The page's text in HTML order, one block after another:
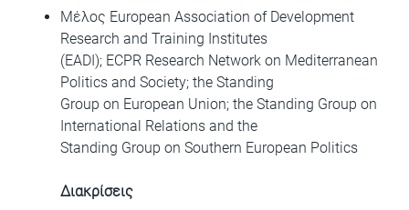
Μέλος European Association of Development
Research and Training Institutes
(EADI); ECPR Research Network on Mediterranean
Politics and Society; the Standing
Group on European Union; the Standing Group on
International Relations and the
Standing Group on Southern European Politics
Διακρίσεις